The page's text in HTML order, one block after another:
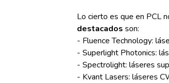
Lo cierto es que en PCL
destacados son:
- Fluence Technology:
- Superlight Photonics:
- Spectrolight: láseres
- Kvant Lasers: láseres